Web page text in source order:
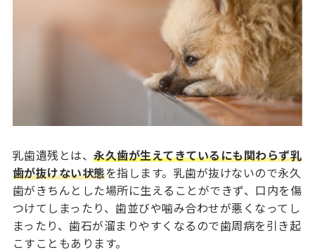
乳歯遺残とは、永久歯が生えてきているにも関わらず乳
歯が抜けない状態を指します。乳歯が抜けないので永久
歯がきちんとした場所に生えることができず、口内を傷
つけてしまったり、歯並びや噛み合わせが悪くなってし
まったり、歯石が溜まりやすくなるので歯周病を引き起
こすこともあります。